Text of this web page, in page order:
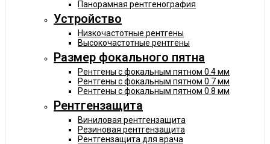
Панорамная рентгенография
Устройство
Низкочастотные рентгены
Высокочастотные рентгены
Размер фокального пятна
Рентгены с фокальным пятном 0.4 мм
Рентгены с фокальным пятном 0.7 мм
Рентгены с фокальным пятном 0.8 мм
Рентгензащита
Виниловая рентгензащита
Резиновая рентгензащита
Рентгензащита для врача